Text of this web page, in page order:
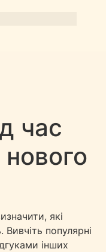
час
які
Вивчіть популярні
інших